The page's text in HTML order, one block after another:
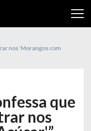
nos ‘Morangos com
que
nos